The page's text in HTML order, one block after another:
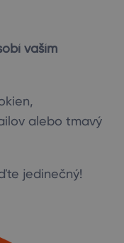
vaším
alebo tmavý
jedinečný!